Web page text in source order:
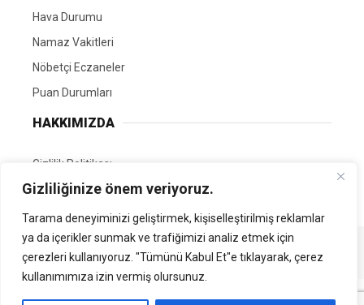
Gizliliğinize önem veriyoruz.
Tarama deneyiminizi geliştirmek, kişiselleştirilmiş reklamlar
ya da içerikler sunmak ve trafiğimizi analiz etmek için
çerezleri kullanıyoruz. "Tümünü Kabul Et"e tıklayarak, çerez
kullanımımıza izin vermiş olursunuz.
Hava Durumu
Namaz Vakitleri
Nöbetçi Eczaneler
Puan Durumları
HAKKIMIZDA
Gizlilik Politikası
GÖNÜLLÜ EDİTÖRÜMÜZ OL
Tüm Hakları Saklıdır. | Kamubilgi.com | 2026